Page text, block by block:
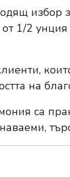
избор
1/2
на
са